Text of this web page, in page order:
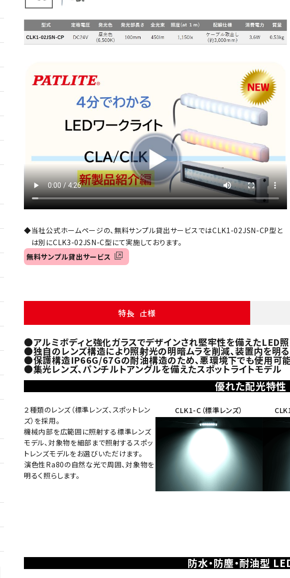
◆当社公式ホームページの、無料サンプル貸出サービスではCLK1-02JSN-CP型と
は別にCLK3-02JSN-C型にて実施しております。
無料サンプル貸出サービス
特長・仕様
●アルミボディと強化ガラスでデザインされ堅牢性を備えたLED照
●独自のレンズ構造により照射光の明暗ムラを削減、装置内を明
●保護構造IP66G/67Gの耐油構造のため、悪環境下でも使用可
●集光レンズ、パンチルトアングルを備えたスポットライトモデル
優れた配光特性
２種類のレンズ（標準レンズ、スポットレン
ズ）を採用。
機械内部を広範囲に照射する標準レンズ
モデル、対象物を細部まで照射するスポッ
トレンズモデルをお選びいただけます。
演色性Ra80の自然な光で周囲、対象物を
明るく照らします。
CLK1-C（標準レンズ）
防水・防塵・耐油型